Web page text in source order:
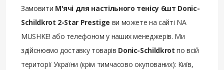
Замовити М'ячі для настільного тенісу 6шт Donic-
Schildkrot 2-Star Prestige ви можете на сайті NA
MUSHKE! або телефоном у наших менеджерів. Ми
здійснюємо доставку товарів Donic-Schildkrot по всій
території України (крім тимчасово окупованих): Київ,